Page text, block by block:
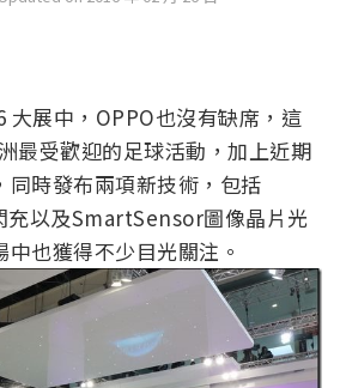
大展中，OPPO也沒有缺席，這
最受歡迎的足球活動，加上近期
同時發布兩項新技術，包括
充以及SmartSensor圖像晶片光
也獲得不少目光關注。